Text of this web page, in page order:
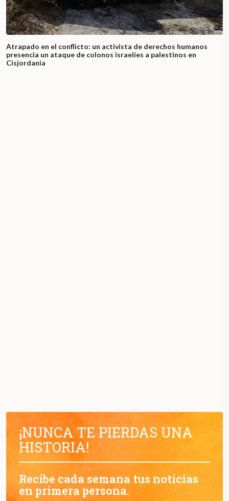
Atrapado en el conflicto: un activista de derechos humanos
presencia un ataque de colonos israelíes a palestinos en
Cisjordania
¡NUNCA TE PIERDAS UNA
HISTORIA!
Recibe cada semana tus noticias
en primera persona.